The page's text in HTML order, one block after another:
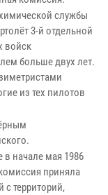
службы
3-й отдельной
войск
больше двух лет.
из тех пилотов
начале мая 1986
приняла
с территорий,